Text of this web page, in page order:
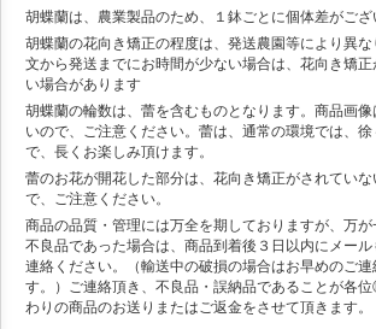
胡蝶蘭は、農業製品のため、１鉢ごとに個体差がござ
胡蝶蘭の花向き矯正の程度は、発送農園等により異
文から発送までにお時間が少ない場合は、花向き矯
い場合があります
胡蝶蘭の輪数は、蕾を含むものとなります。商品画
いので、ご注意ください。蕾は、通常の環境では、
で、長くお楽しみ頂けます。
蕾のお花が開花した部分は、花向き矯正がされてい
で、ご注意ください。
商品の品質・管理には万全を期しておりますが、万
不良品であった場合は、商品到着後３日以内にメー
連絡ください。（輸送中の破損の場合はお早めのご連
す。）ご連絡頂き、不良品・誤納品であることが各
わりの商品のお送りまたはご返金をさせて頂きます。